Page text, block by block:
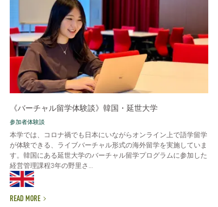
《バーチャル留学体験談》韓国・延世大学
参加者体験談
本学では、コロナ禍でも日本にいながらオンライン上で語学留学
が体験できる、ライブバーチャル形式の海外留学を実施していま
す。韓国にある延世大学のバーチャル留学プログラムに参加した
経営管理課程3年の野里さ...
READ MORE